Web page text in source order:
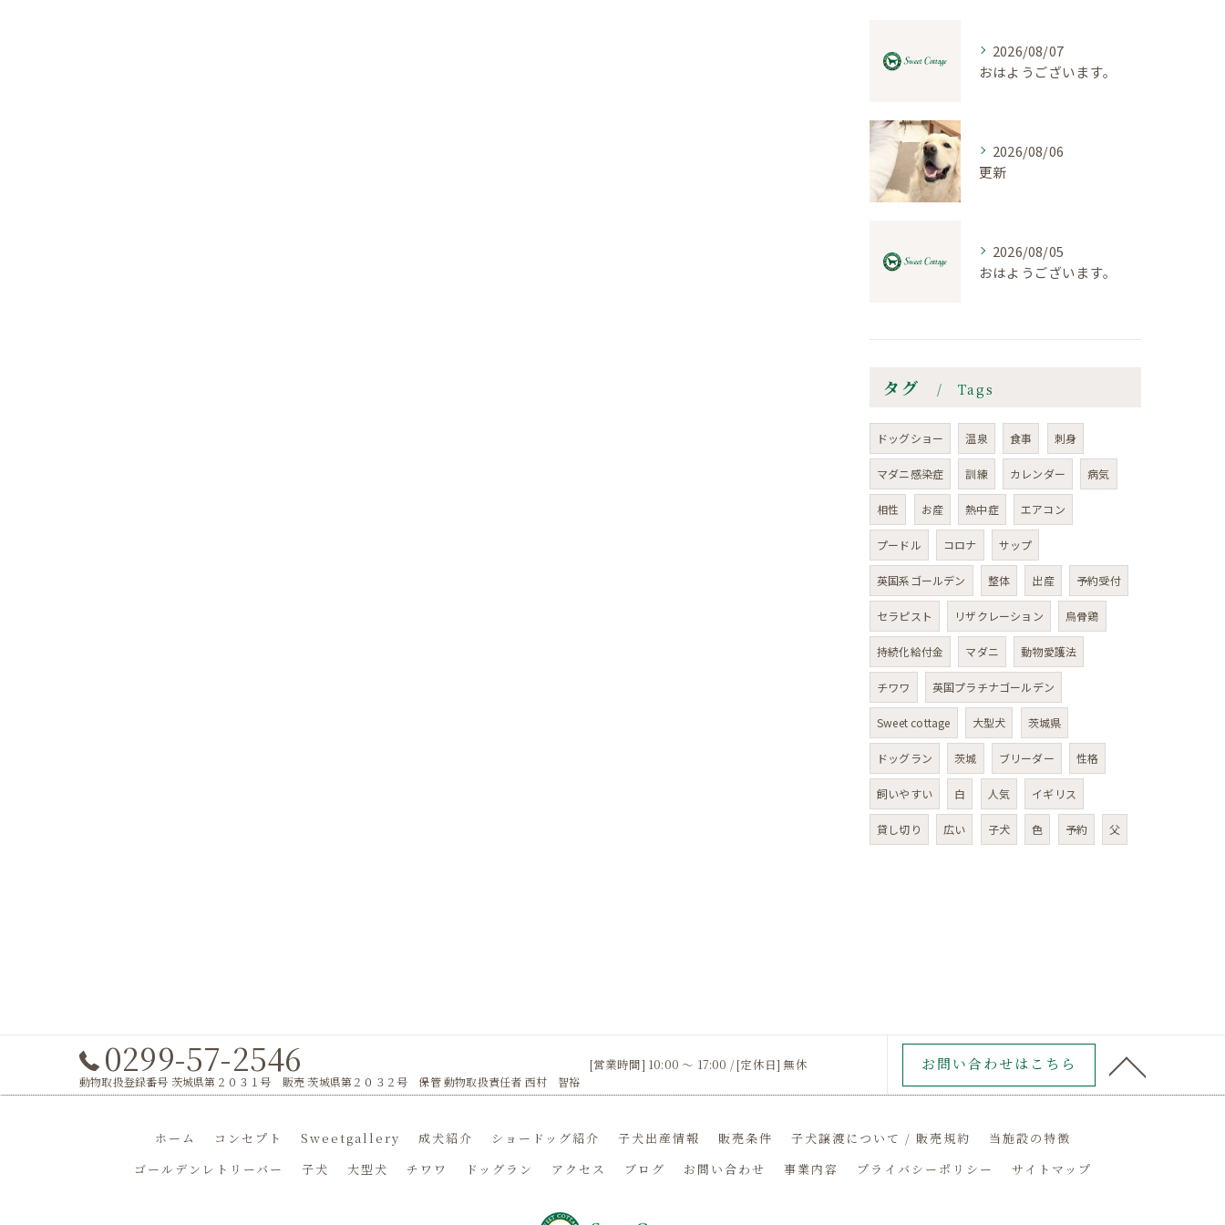
2026/08/07
おはようございます。
2026/08/06
更新
2026/08/05
おはようございます。
タグ Tags
ドッグショー 温泉 食事 刺身
マダニ感染症 訓練 カレンダー 病気
相性 お産 熱中症 エアコン
プードル コロナ サップ
英国系ゴールデン 整体 出産 予約受付
セラピスト リザクレーション 烏骨鶏
持続化給付金 マダニ 動物愛護法
チワワ 英国プラチナゴールデン
Sweet cottage 大型犬 茨城県
ドッグラン 茨城 ブリーダー 性格
飼いやすい 白 人気 イギリス
貸し切り 広い 子犬 色 予約 父
0299-57-2546
動物取扱登録番号 茨城県第２０３１号 販売 茨城県第２０３２号 保管 動物取扱責任者 西村 智裕
[営業時間] 10:00 〜 17:00 / [定休日] 無休 お問い合わせはこちら
ホーム コンセプト Sweetgallery 成犬紹介 ショードッグ紹介 子犬出産情報 販売条件 子犬譲渡について / 販売規約
当施設の特徴
ゴールデンレトリーバー
子犬 大型犬 チワワ ドッグラン アクセス ブログ お問い合わせ 事業内容 プライバシーポリシー サイトマップ